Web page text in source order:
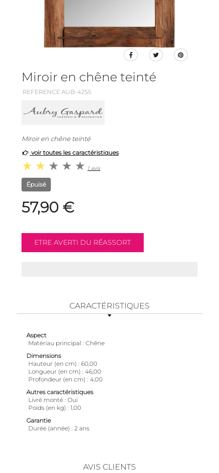
Miroir en chêne teinté
REFERENCE AUB-4255
Miroir en chêne teinté
voir toutes les caractéristiques
1 avis
Épuisé
57,90 €
CARACTÉRISTIQUES
Aspect
Matériau principal
Chêne
Dimensions
Hauteur (en cm)
60,00
Longueur (en cm)
46,00
Profondeur (en cm)
4,00
Autres caractéristiques
Livré monté Oui
Poids (en kg)
1,00
Garantie
Durée (année)
2 ans
AVIS CLIENTS